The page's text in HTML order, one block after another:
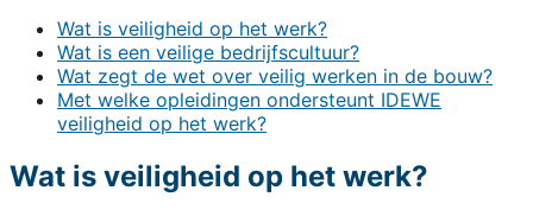
Wat is veiligheid op het werk?
Wat is een veilige bedrijfscultuur?
Wat zegt de wet over veilig werken in de bouw?
Met welke opleidingen ondersteunt IDEWE
veiligheid op het werk?
Wat is veiligheid op het werk?